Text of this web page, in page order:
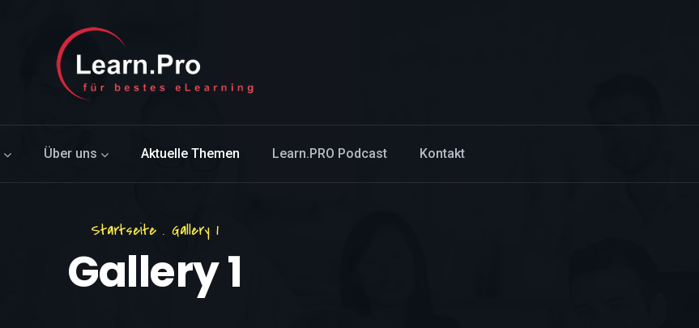
Über uns Aktuelle Themen Learn.PRO Podcast Kontakt
Startseite . Gallery 1
Gallery 1